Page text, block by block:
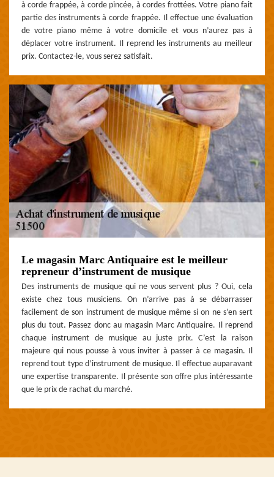
à corde frappée, à corde pincée, à cordes frottées. Votre piano fait
partie des instruments à corde frappée. Il effectue une évaluation
de votre piano même à votre domicile et vous n’aurez pas à
déplacer votre instrument. Il reprend les instruments au meilleur
prix. Contactez-le, vous serez satisfait.
Le magasin Marc Antiquaire est le meilleur
repreneur d’instrument de musique
Des instruments de musique qui ne vous servent plus ? Oui, cela
existe chez tous musiciens. On n’arrive pas à se débarrasser
facilement de son instrument de musique même si on ne s’en sert
plus du tout. Passez donc au magasin Marc Antiquaire. Il reprend
chaque instrument de musique au juste prix. C’est la raison
majeure qui nous pousse à vous inviter à passer à ce magasin. Il
reprend tout type d’instrument de musique. Il effectue auparavant
une expertise transparente. Il présente son offre plus intéressante
que le prix de rachat du marché.